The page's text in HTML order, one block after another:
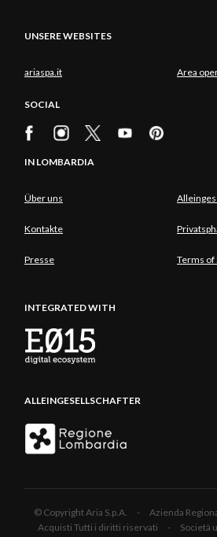
UNSERE WEBSITES
ariaspa.it Area
SOCIAL
IN LOMBARDIA
Über uns
Kontakte
Presse Terms of
INTEGRATED WITH
ALLEINGESELLSCHAFTER
© Copyright Aria S.p.A. - Azienda
Acquisti Tutti i diritti riservati - Società